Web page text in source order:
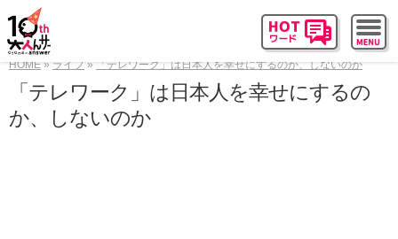
HOME ライフ 「テレワーク」は日本人を幸せにするのか、しないのか
「テレワーク」は日本人を幸せにするの
か、しないのか